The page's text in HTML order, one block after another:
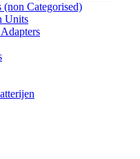
(non Categorised)
Units